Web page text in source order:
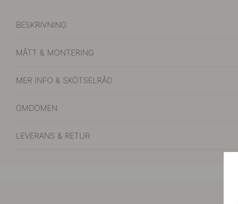
BESKRIVNING
MÅTT & MONTERING
MER INFO & SKÖTSELRÅD
OMDÖMEN
LEVERANS & RETUR